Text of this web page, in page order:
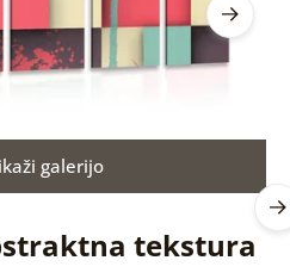
tekstura
galerijo